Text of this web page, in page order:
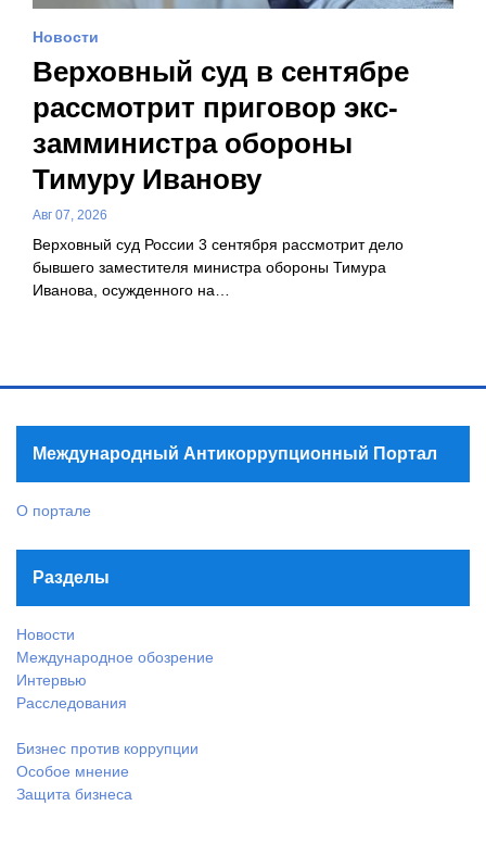
Новости
Верховный суд в сентябре
рассмотрит приговор экс-
замминистра обороны
Тимуру Иванову
Авг 07, 2026
Верховный суд России 3 сентября рассмотрит дело
бывшего заместителя министра обороны Тимура
Иванова, осужденного на…
Международный Антикоррупционный Портал
О портале
Разделы
Новости
Международное обозрение
Интервью
Расследования
Бизнес против коррупции
Особое мнение
Защита бизнеса